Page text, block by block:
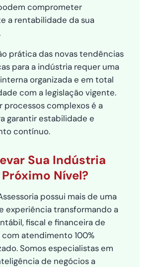
comprometer
a rentabilidade da sua
prática das novas tendências
para a indústria requer uma
organizada e em total
com a legislação vigente.
processos complexos é a
garantir estabilidade e
contínuo.
Sua Indústria
Nível?
possui mais de uma
experiência transformando a
fiscal e financeira de
atendimento 100%
Somos especialistas em
de negócios a